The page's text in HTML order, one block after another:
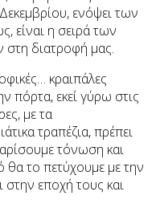
ενόψει των
είναι η σειρά των
διατροφή μας.
κραιπάλες
πόρτα, εκεί γύρω στις
με τα
τραπέζια, πρέπει
τόνωση και
θα το πετύχουμε με την
εποχή τους και